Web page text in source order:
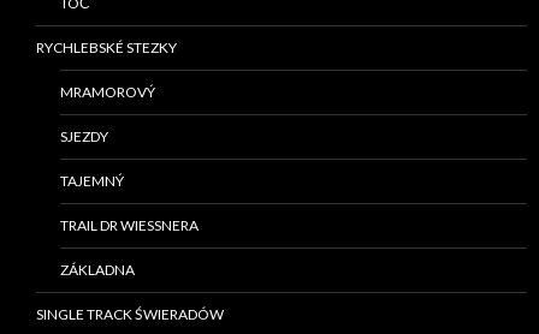
RYCHLEBSKÉ STEZKY
MRAMOROVÝ
SJEZDY
TAJEMNÝ
TRAIL DR WIESSNERA
ZÁKLADNA
SINGLE TRACK ŚWIERADÓW